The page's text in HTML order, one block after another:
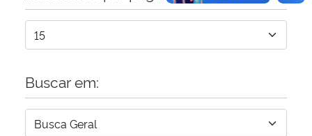
Planalto
Buscar em: